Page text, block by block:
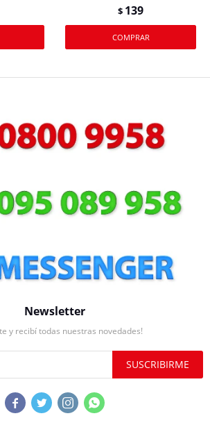
$ 139
Newsletter
y recibí todas nuestras novedades!
SUSCRIBIRME
   